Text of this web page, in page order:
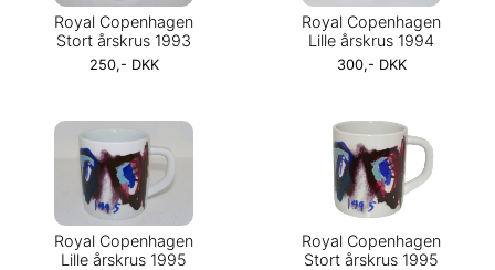
Royal Copenhagen
Stort årskrus 1993
250,- DKK
Royal Copenhagen
Lille årskrus 1994
300,- DKK
Royal Copenhagen
Lille årskrus 1995
Royal Copenhagen
Stort årskrus 1995